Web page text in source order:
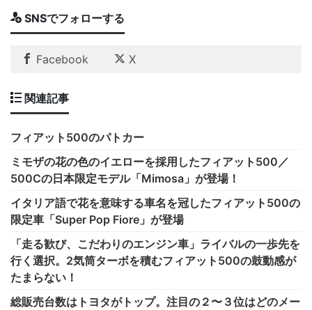
SNSでフォローする
Facebook X
関連記事
フィアット500のパトカー
ミモザの花の色のイエローを採用したフィアット500／
500Cの日本限定モデル「Mimosa」が登場！
イタリア語で花を意味する車名を冠したフィアット500の
限定車「Super Pop Fiore」が登場
「走る歓び、こだわりのエンジン車」ライバルの一歩先を
行く選択。2気筒ターボを積むフィアット500の鼓動感が
たまらない！
総販売台数はトヨタがトップ。注目の２〜３位はどのメー